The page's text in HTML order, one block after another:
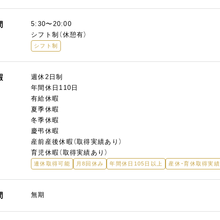
5:30〜20:00
シフト制（休憩有）
シフト制
週休2日制
年間休日110日
有給休暇
夏季休暇
冬季休暇
慶弔休暇
産前産後休暇（取得実績あり）
育児休暇（取得実績あり）
連休取得可能 月8回休み 年間休日105日以上 産休・育休取得実
無期